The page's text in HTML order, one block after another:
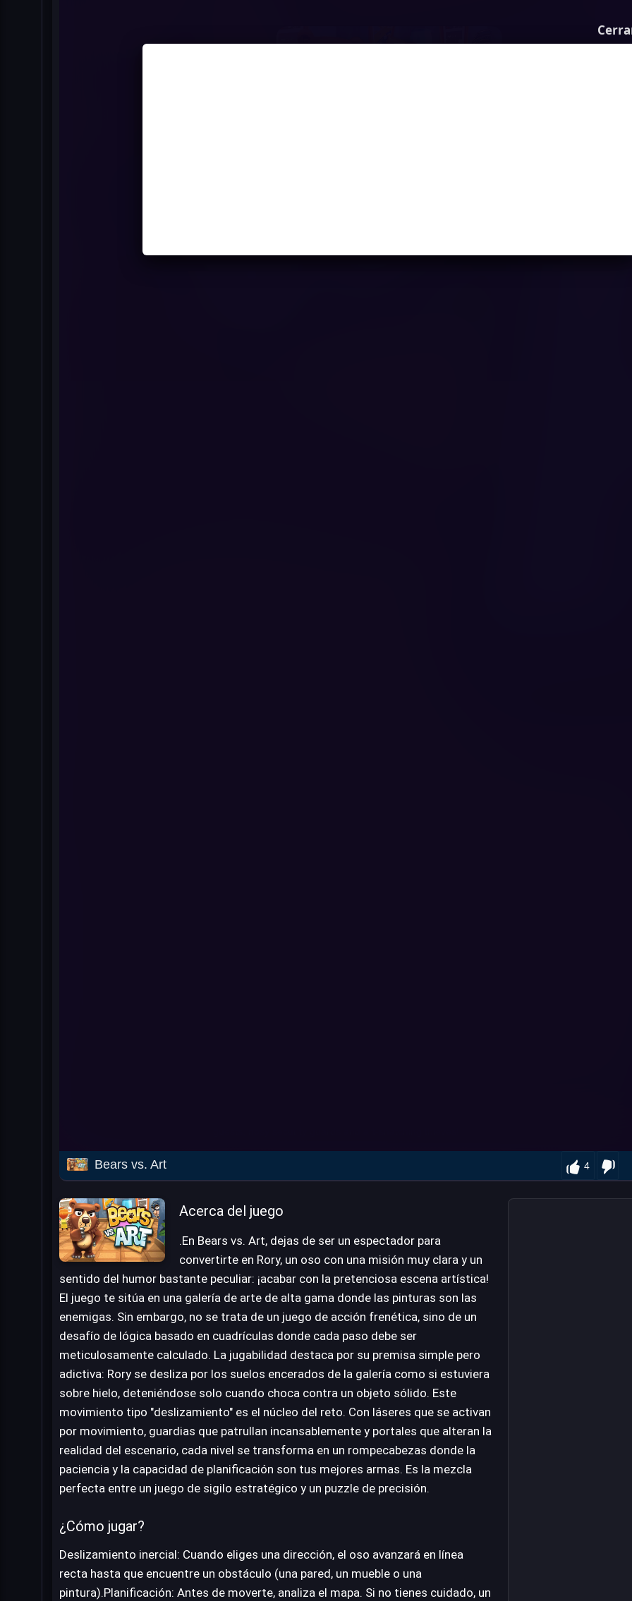
Bears vs. Art 4
Acerca del juego
.En Bears vs. Art, dejas de ser un espectador para
convertirte en Rory, un oso con una misión muy clara y un
sentido del humor bastante peculiar: ¡acabar con la pretenciosa escena artística!
El juego te sitúa en una galería de arte de alta gama donde las pinturas son las
enemigas. Sin embargo, no se trata de un juego de acción frenética, sino de un
desafío de lógica basado en cuadrículas donde cada paso debe ser
meticulosamente calculado. La jugabilidad destaca por su premisa simple pero
adictiva: Rory se desliza por los suelos encerados de la galería como si estuviera
sobre hielo, deteniéndose solo cuando choca contra un objeto sólido. Este
movimiento tipo "deslizamiento" es el núcleo del reto. Con láseres que se activan
por movimiento, guardias que patrullan incansablemente y portales que alteran la
realidad del escenario, cada nivel se transforma en un rompecabezas donde la
paciencia y la capacidad de planificación son tus mejores armas. Es la mezcla
perfecta entre un juego de sigilo estratégico y un puzzle de precisión.
¿Cómo jugar?
Deslizamiento inercial: Cuando eliges una dirección, el oso avanzará en línea
recta hasta que encuentre un obstáculo (una pared, un mueble o una
pintura).Planificación: Antes de moverte, analiza el mapa. Si no tienes cuidado, un